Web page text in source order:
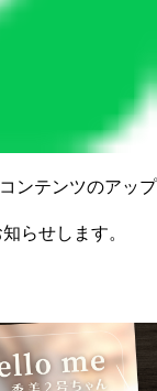
ンテンツのアップ
らせします。